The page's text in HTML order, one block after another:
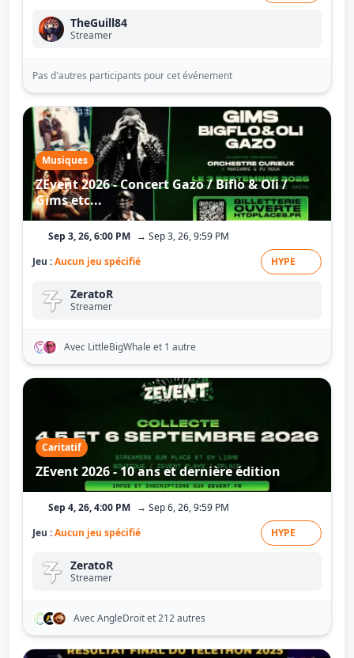
TheGuill84
Streamer
Pas d'autres participants pour cet événement
Musiques
ZEvent 2026 - Concert Gazo / Biflo & Oli /
Gims etc...
Sep 3, 26, 6:00 PM → Sep 3, 26, 9:59 PM
Jeu :Aucun jeu spécifié HYPE
ZeratoR
Streamer
Avec LittleBigWhaleet 1 autre
Caritatif
ZEvent 2026 - 10 ans et dernière édition
Sep 4, 26, 4:00 PM → Sep 6, 26, 9:59 PM
Jeu :Aucun jeu spécifié HYPE
ZeratoR
Streamer
Avec AngleDroitet 212 autres